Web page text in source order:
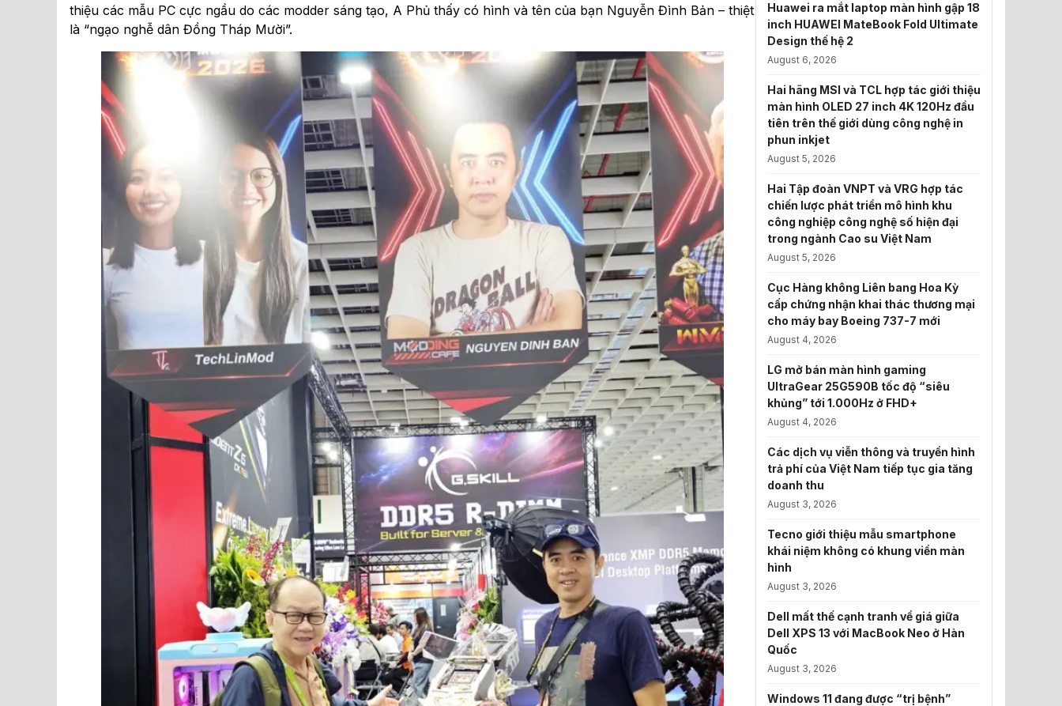
thiệu các mẫu PC cực ngầu do các modder sáng tạo, A Phủ thấy có hình và tên của bạn Nguyễn Đình Bản – thiệt
là “ngạo nghễ dân Đồng Tháp Mười”.
Huawei ra mắt laptop màn hình gập 18
inch HUAWEI MateBook Fold Ultimate
Design thế hệ 2
August 6, 2026
Hai hãng MSI và TCL hợp tác giới thiệu
màn hình OLED 27 inch 4K 120Hz đầu
tiên trên thế giới dùng công nghệ in
phun inkjet
August 5, 2026
Hai Tập đoàn VNPT và VRG hợp tác
chiến lược phát triển mô hình khu
công nghiệp công nghệ số hiện đại
trong ngành Cao su Việt Nam
August 5, 2026
Cục Hàng không Liên bang Hoa Kỳ
cấp chứng nhận khai thác thương mại
cho máy bay Boeing 737-7 mới
August 4, 2026
LG mở bán màn hình gaming
UltraGear 25G590B tốc độ “siêu
khủng” tới 1.000Hz ở FHD+
August 4, 2026
Các dịch vụ viễn thông và truyền hình
trả phí của Việt Nam tiếp tục gia tăng
doanh thu
August 3, 2026
Tecno giới thiệu mẫu smartphone
khái niệm không có khung viền màn
hình
August 3, 2026
Dell mất thế cạnh tranh về giá giữa
Dell XPS 13 với MacBook Neo ở Hàn
Quốc
August 3, 2026
Windows 11 đang được “trị bệnh”